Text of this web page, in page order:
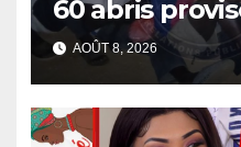
60 abris
interpelle 27
AOÛT 8, 2026